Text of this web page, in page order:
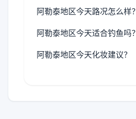
阿勒泰地区今天路况怎么样？
阿勒泰地区今天适合钓鱼吗？
阿勒泰地区今天化妆建议？